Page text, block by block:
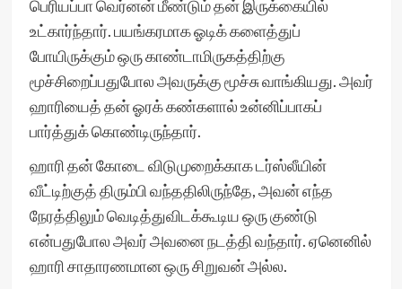
பெரியப்பா வெர்னன் மீண்டும் தன் இருக்கையில்
உட்கார்ந்தார். பயங்கரமாக ஓடிக் களைத்துப்
போயிருக்கும் ஒரு காண்டாமிருகத்திற்கு
மூச்சிறைப்பதுபோல அவருக்கு மூச்சு வாங்கியது. அவர்
ஹாரியைத் தன் ஓரக் கண்களால் உன்னிப்பாகப்
பார்த்துக் கொண்டிருந்தார்.
ஹாரி தன் கோடை விடுமுறைக்காக டர்ஸ்லீயின்
வீட்டிற்குத் திரும்பி வந்ததிலிருந்தே, அவன் எந்த
நேரத்திலும் வெடித்துவிடக்கூடிய ஒரு குண்டு
என்பதுபோல அவர் அவனை நடத்தி வந்தார். ஏனெனில்
ஹாரி சாதாரணமான ஒரு சிறுவன் அல்ல.